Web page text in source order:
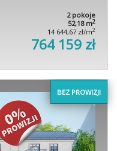
2 pokoje
52,18 m2
14 644,67 zł/m2
764 159 zł
BEZ PROWIZJI